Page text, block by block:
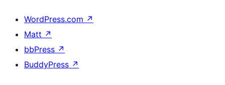
WordPress.com ↗
Matt ↗
bbPress ↗
BuddyPress ↗